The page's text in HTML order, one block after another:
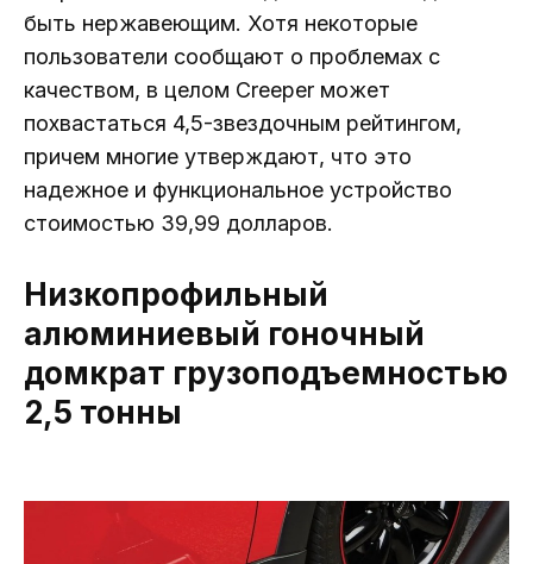
быть нержавеющим. Хотя некоторые
пользователи сообщают о проблемах с
качеством, в целом Creeper может
похвастаться 4,5-звездочным рейтингом,
причем многие утверждают, что это
надежное и функциональное устройство
стоимостью 39,99 долларов.
Низкопрофильный
алюминиевый гоночный
домкрат грузоподъемностью
2,5 тонны